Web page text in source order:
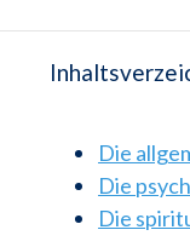
Die
Die
Die